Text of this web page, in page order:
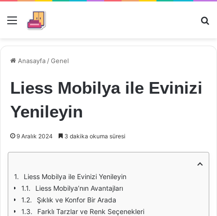
Menü
Anasayfa /Genel
Liess Mobilya ile Evinizi
Yenileyin
9 Aralık 2024 3 dakika okuma süresi
Liess Mobilya ile Evinizi Yenileyin
Liess Mobilya’nın Avantajları
Şıklık ve Konfor Bir Arada
Farklı Tarzlar ve Renk Seçenekleri